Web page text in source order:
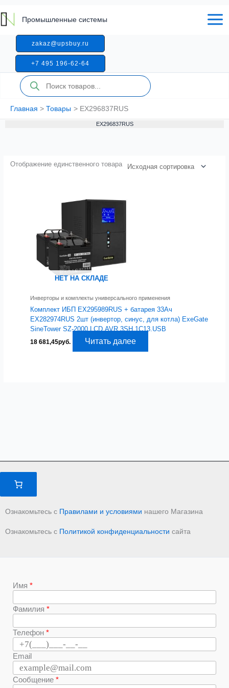
к
содержимому
Промышленные системы
zakaz@upsbuy.ru
+7 495 196-62-64
Поиск
товаров
Главная Товары EX296837RUS
EX296837RUS
Отображение единственного товара
НЕТ НА СКЛАДЕ
Инверторы и комплекты универсального применения
Комплект ИБП EX295989RUS + батарея 33Aч
EX282974RUS 2шт (инвертор, синус, для котла) ExeGate
SineTower SZ-2000.LCD.AVR.3SH.1C13.USB
18 681,45руб. Читать далее
Ознакомьтесь с Правилами и условиями нашего Магазина
Ознакомьтесь с Политикой конфиденциальности сайта
Имя
Фамилия
Телефон
Email
Сообщение